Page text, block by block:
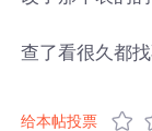
查了看很久都
给本帖投票